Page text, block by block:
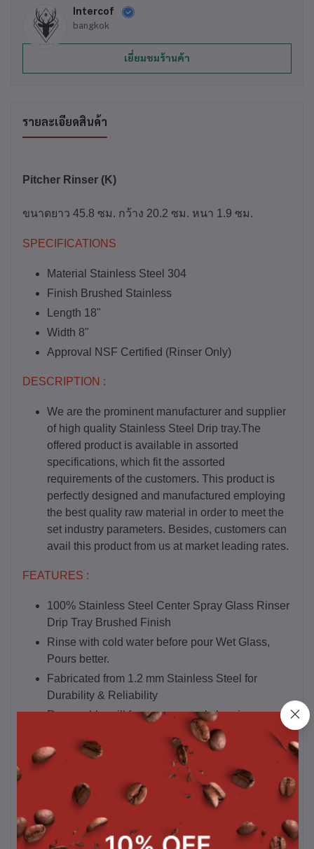
Intercof
bangkok
เยี่ยมชมร้านค้า
รายละเอียดสินค้า
Pitcher Rinser (K)
ขนาดยาว 45.8 ซม. กว้าง 20.2 ซม. หนา 1.9 ซม.
SPECIFICATIONS
Material Stainless Steel 304
Finish Brushed Stainless
Length 18"
Width 8"
Approval NSF Certified (Rinser Only)
DESCRIPTION :
We are the prominent manufacturer and supplier
of high quality Stainless Steel Drip tray.The
offered product is available in assorted
specifications, which fit the assorted
requirements of the customers. This product is
perfectly designed and manufactured employing
the best quality raw material in order to meet the
set industry parameters. Besides, customers can
avail this product from us at market leading rates.
FEATURES :
100% Stainless Steel Center Spray Glass Rinser
Drip Tray Brushed Finish
Rinse with cold water before pour Wet Glass,
Pours better.
Fabricated from 1.2 mm Stainless Steel for
Durability & Reliability
Removable grill for easy manual cleaning
COMPONENT INCLUDES:-
C029 - 1/2″ BSP Connector With 3/8″OD X 5
Feet Hose – PP Pipe Assembly
INSTALLATION INSTRUCTIONS:-